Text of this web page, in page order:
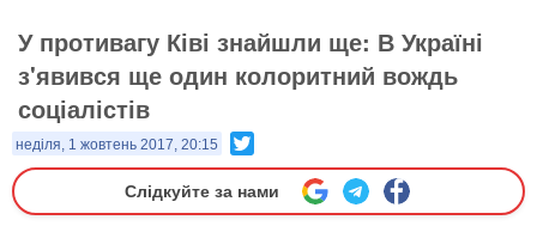
У противагу Ківі знайшли ще: В Україні
з'явився ще один колоритний вождь
соціалістів
неділя, 1 жовтень 2017, 20:15
Слідкуйте за нами